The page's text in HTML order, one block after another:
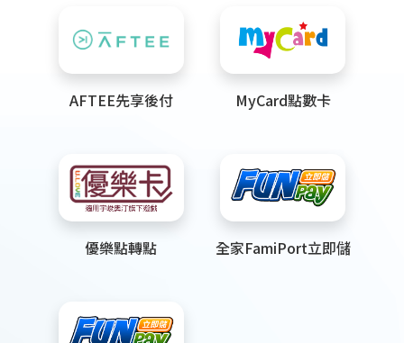
AFTEE先享後付 MyCard點數卡
優樂點轉點 全家FamiPort立即儲